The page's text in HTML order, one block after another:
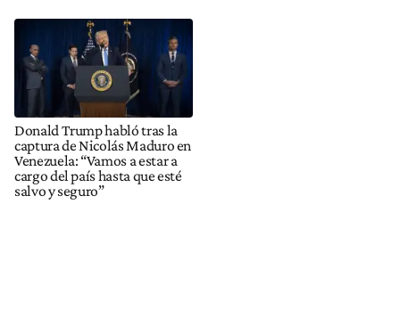
Donald Trump habló tras la
captura de Nicolás Maduro en
Venezuela: “Vamos a estar a
cargo del país hasta que esté
salvo y seguro”